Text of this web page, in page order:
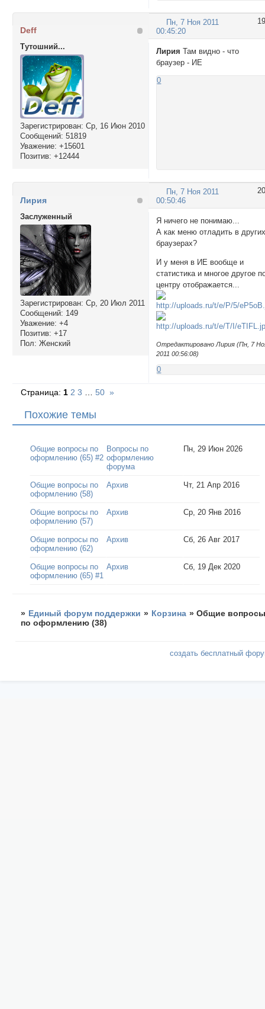
              <ul>
          <ul>
          </ul>
<li><a
          <ul>
          </ul>
        </li>
<li><a
<li><a
</center>
19
Пн, 7 Ноя 2011
00:45:20
Deff
Тутошний...
Зарегистрирован: Ср, 16 Июн 2010
Сообщений: 51819
Уважение: +15601
Позитив: +12444
Лирия Там видно - что
браузер - ИЕ
0
20
Пн, 7 Ноя 2011
00:50:46
Лирия
Заслуженный
Зарегистрирован: Ср, 20 Июл 2011
Сообщений: 149
Уважение: +4
Позитив: +17
Пол: Женский
Я ничего не понимаю...
А как меню отладить в
браузерах?
И у меня в ИЕ вообще и
статистика и многое другое
центру отображается...
Отредактировано Лирия (Пн, 7
2011 00:56:08)
0
Страница: 1 2 3 50 »
Похожие темы
Общие вопросы по
оформлению (65) #2
Вопросы по
оформлению
форума
Пн, 29 Июн 2026
Общие вопросы по
оформлению (58)
Архив Чт, 21 Апр 2016
Общие вопросы по
оформлению (57)
Архив Ср, 20 Янв 2016
Общие вопросы по
оформлению (62)
Архив Сб, 26 Авг 2017
Общие вопросы по
оформлению (65) #1
Архив Сб, 19 Дек 2020
» Единый форум поддержки » Корзина »Общие
по оформлению (38)
создать бесплатный